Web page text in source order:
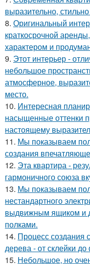
выразительно,
8. Оригинальный
краткосрочной
характером и
9. Этот интерьер -
небольшое
атмосферное,
место.
10. Интересная
насыщенные оттенки
настоящему
11. Мы показываем
создания
12. Эта квартира -
гармоничного союза
13. Мы показываем
нестандартного
выдвижным ящиком и
полками.
14. Процесс создания
дерева - от склейки
15. Небольшое, но